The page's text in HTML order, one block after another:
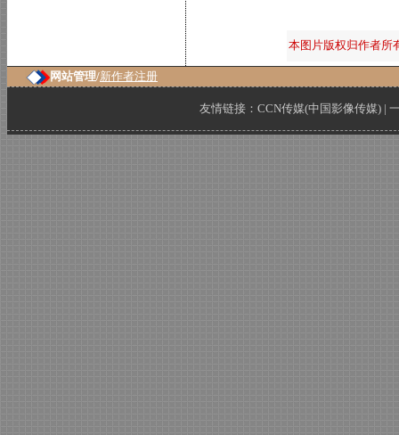
本图片版权归作者所
网站管理/新作者注册
友情链接： CCN传媒(中国影像传媒) |